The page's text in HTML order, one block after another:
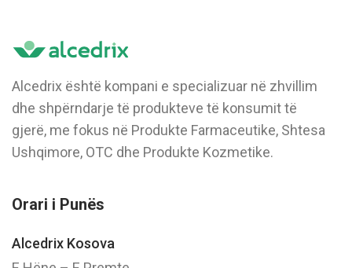
Alcedrix është kompani e specializuar në zhvillim
dhe shpërndarje të produkteve të konsumit të
gjerë, me fokus në Produkte Farmaceutike, Shtesa
Ushqimore, OTC dhe Produkte Kozmetike.
Orari i Punës
Alcedrix Kosova